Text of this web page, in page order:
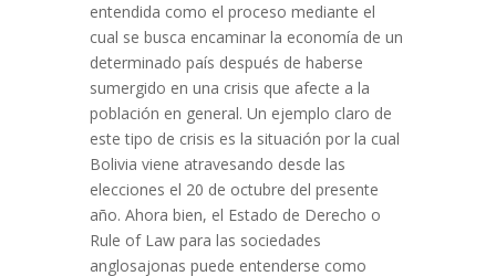
entendida como el proceso mediante el
cual se busca encaminar la economía de un
determinado país después de haberse
sumergido en una crisis que afecte a la
población en general. Un ejemplo claro de
este tipo de crisis es la situación por la cual
Bolivia viene atravesando desde las
elecciones el 20 de octubre del presente
año. Ahora bien, el Estado de Derecho o
Rule of Law para las sociedades
anglosajonas puede entenderse como